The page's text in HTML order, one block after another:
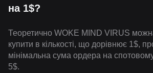
на 1$?
Теоретично WOKE MIND VIRUS
купити в кількості, що дорівнює 1$,
мінімальна сума ордера на
5$.